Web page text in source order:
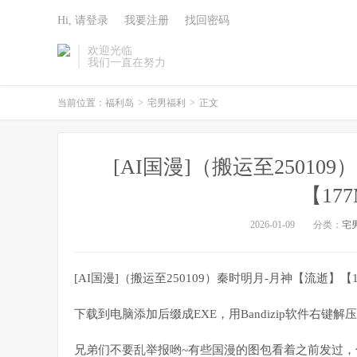
欢迎光临
我们一直在努力
Hi, 请登录 我要注册 找回密码
当前位置： 福利岛 > 宅男福利 > 正文
[AI国漫]（搬运至250109
【
2026-01-09 分类： 宅
[AI国漫]（搬运至250109）秦时明月-月神【流逝】【
下载到电脑添加后缀成EXE，用Bandizip软件右键解压
兄弟们不要乱举报哟~有些国漫的图包看着之前发过